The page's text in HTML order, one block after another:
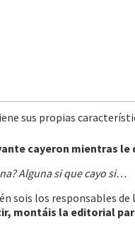
sus propias
cayeron mientras le
Alguna si que cayo si…
sois los responsables de
montáis la editorial